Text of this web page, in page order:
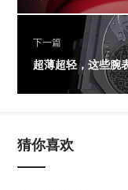
下一篇
超薄超轻，这些腕
猜你喜欢